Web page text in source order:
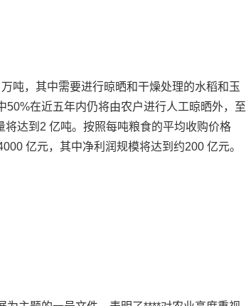
吨，其中需要进行晾晒和干燥处理的水稻和玉
在近五年内仍将由农户进行人工晾晒外，至
达到2 亿吨。按照每吨粮食的平均收购价格
亿元，其中净利润规模将达到约200 亿元。